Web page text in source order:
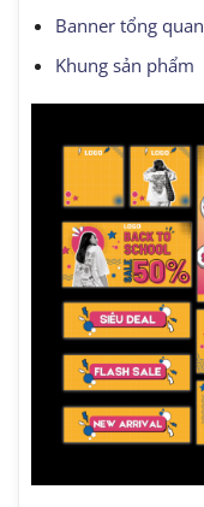
Banner tổng quan
Khung sản phẩm